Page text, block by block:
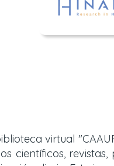
virtual
científicos,